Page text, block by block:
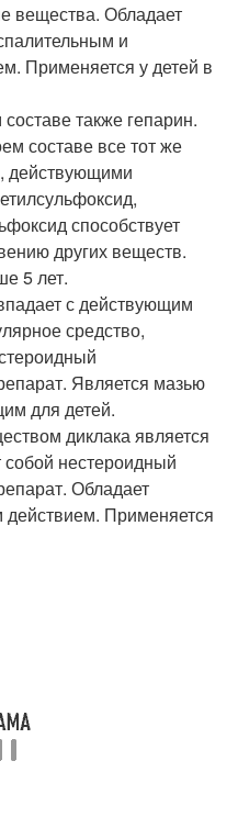
вещества. Обладает
и
Применяется у детей в
также гепарин.
составе все тот же
действующими
способствует
других веществ.
5 лет.
с действующим
средство,
Является мазью
для детей.
диклака является
нестероидный
Обладает
Применяется